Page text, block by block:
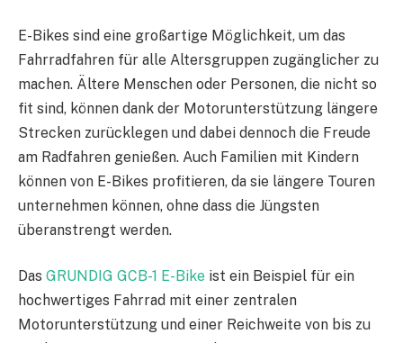
E-Bikes sind eine großartige Möglichkeit, um das
Fahrradfahren für alle Altersgruppen zugänglicher zu
machen. Ältere Menschen oder Personen, die nicht so
fit sind, können dank der Motorunterstützung längere
Strecken zurücklegen und dabei dennoch die Freude
am Radfahren genießen. Auch Familien mit Kindern
können von E-Bikes profitieren, da sie längere Touren
unternehmen können, ohne dass die Jüngsten
überanstrengt werden.
Das GRUNDIG GCB-1 E-Bike ist ein Beispiel für ein
hochwertiges Fahrrad mit einer zentralen
Motorunterstützung und einer Reichweite von bis zu